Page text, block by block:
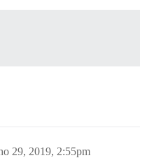
29, 2019, 2:55pm